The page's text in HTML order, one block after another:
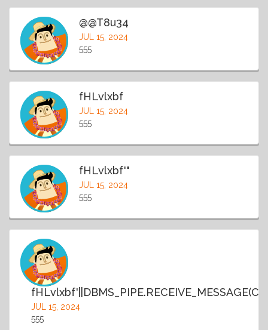
@@T8u34
JUL 15, 2024
555
fHLvlxbf
JUL 15, 2024
555
fHLvlxbf'"
JUL 15, 2024
555
JUL 15, 2024
555